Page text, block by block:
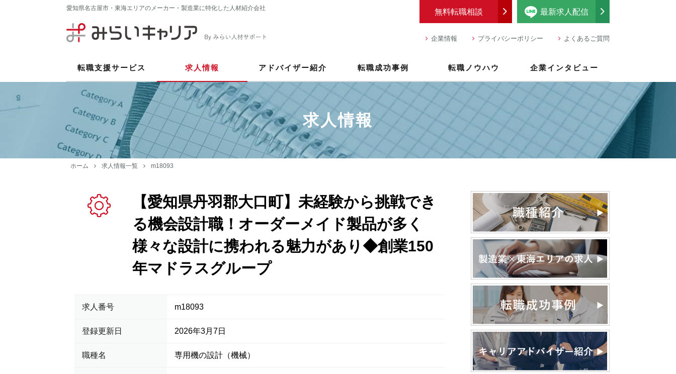
愛知県名古屋市・東海エリアのメーカー・製造業に特化した人材紹介会社 最新求人配信
無料転職相談
企業情報 プライバシーポリシー よくあるご質問
転職支援サービス 求人情報 アドバイザー紹介 転職成功事例 転職ノウハウ 企業インタビュー
求人情報
ホーム 求人情報一覧 m18093
【愛知県丹羽郡大口町】未経験から挑戦でき
る機会設計職！オーダーメイド製品が多く
様々な設計に携われる魅力があり◆創業150
年マドラスグループ
求人番号 m18093
登録更新日 2026年3月7日
職種名 専用機の設計（機械）